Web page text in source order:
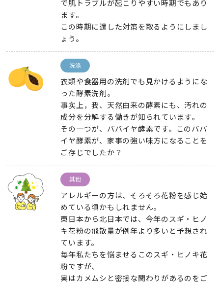
で肌トラブルが起こりやすい時期でもあり
ます。
この時期に適した対策を取るようにしまし
ょう。
洗涤
衣類や食器用の洗剤でも見かけるようにな
った酵素洗剤。
事实上，我、 天然由来の酵素にも、 汚れの
成分を分解する働きが知られています。
その一つが、 パパイヤ酵素です。 このパパ
イヤ酵素が、 家事の強い味方になることを
ご存じでしたか？
其他
アレルギーの方は、 そろそろ花粉を感じ始
めている頃かもしれません。
東日本から北日本では、 今年のスギ・ヒノ
キ花粉の飛散量が例年より多いと予想され
ています。
毎年私たちを悩ませるこのスギ・ヒノキ花
粉ですが、
実はカメムシと密接な関わりがあるのをご